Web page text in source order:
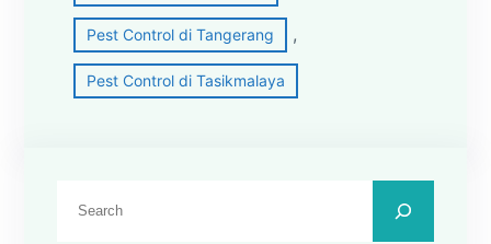
Pest Control di Tangerang ,
Pest Control di Tasikmalaya